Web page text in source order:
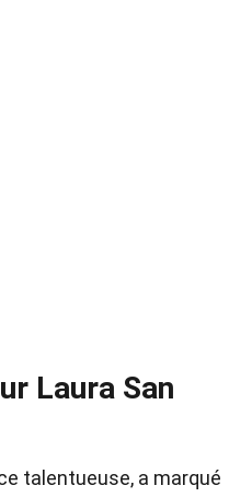
Laura San
talentueuse, a marqué